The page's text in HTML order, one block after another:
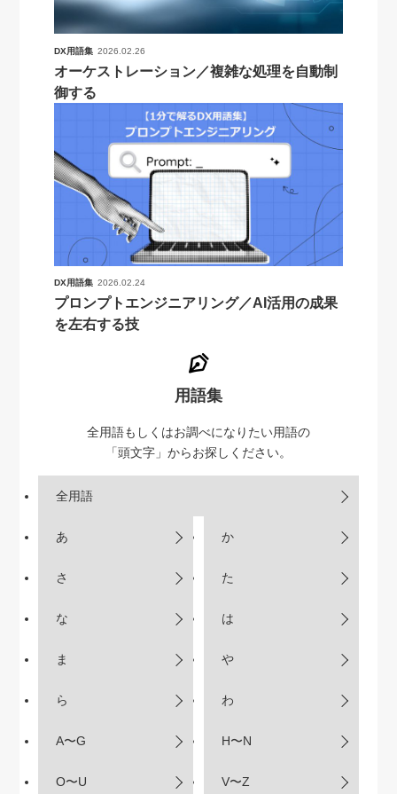
DX用語集 2026.02.26
オーケストレーション／複雑な処理を自動制
御する
DX用語集 2026.02.24
プロンプトエンジニアリング／AI活用の成果
を左右する技
用語集
全用語もしくはお調べになりたい用語の
「頭文字」からお探しください。
全用語
あ か
さ た
な は
ま や
ら わ
A〜G H〜N
O〜U V〜Z